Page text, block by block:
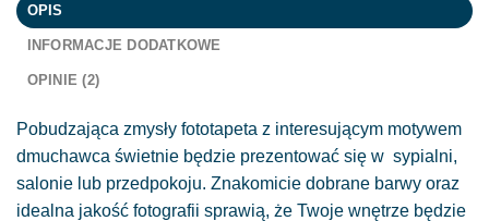
OPIS
INFORMACJE DODATKOWE
OPINIE (2)
Pobudzająca zmysły fototapeta z interesującym motywem
dmuchawca świetnie będzie prezentować się w sypialni,
salonie lub przedpokoju. Znakomicie dobrane barwy oraz
idealna jakość fotografii sprawią, że Twoje wnętrze będzie